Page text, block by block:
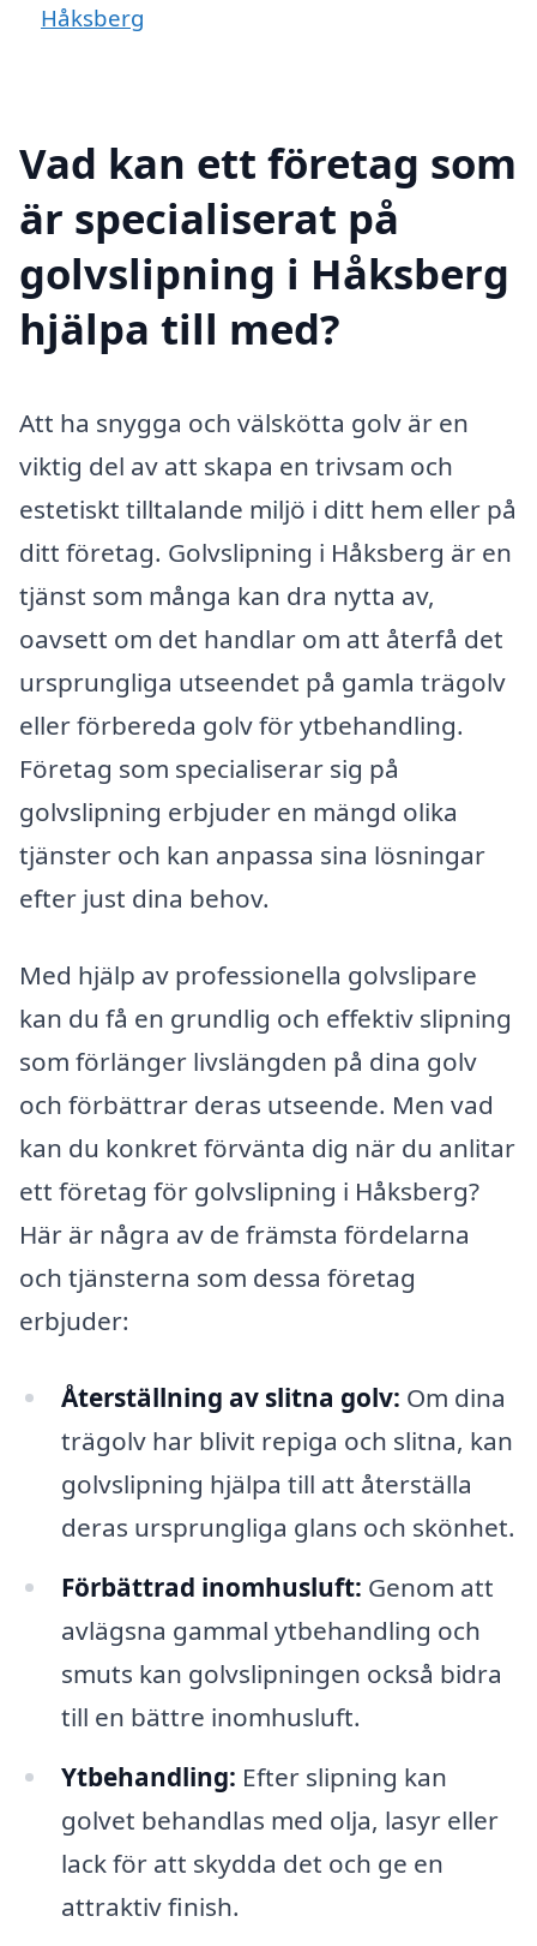
Håksberg
Vad kan ett företag som
är specialiserat på
golvslipning i Håksberg
hjälpa till med?
Att ha snygga och välskötta golv är en
viktig del av att skapa en trivsam och
estetiskt tilltalande miljö i ditt hem eller på
ditt företag. Golvslipning i Håksberg är en
tjänst som många kan dra nytta av,
oavsett om det handlar om att återfå det
ursprungliga utseendet på gamla trägolv
eller förbereda golv för ytbehandling.
Företag som specialiserar sig på
golvslipning erbjuder en mängd olika
tjänster och kan anpassa sina lösningar
efter just dina behov.
Med hjälp av professionella golvslipare
kan du få en grundlig och effektiv slipning
som förlänger livslängden på dina golv
och förbättrar deras utseende. Men vad
kan du konkret förvänta dig när du anlitar
ett företag för golvslipning i Håksberg?
Här är några av de främsta fördelarna
och tjänsterna som dessa företag
erbjuder:
Återställning av slitna golv: Om dina
trägolv har blivit repiga och slitna, kan
golvslipning hjälpa till att återställa
deras ursprungliga glans och skönhet.
Förbättrad inomhusluft: Genom att
avlägsna gammal ytbehandling och
smuts kan golvslipningen också bidra
till en bättre inomhusluft.
Ytbehandling: Efter slipning kan
golvet behandlas med olja, lasyr eller
lack för att skydda det och ge en
attraktiv finish.